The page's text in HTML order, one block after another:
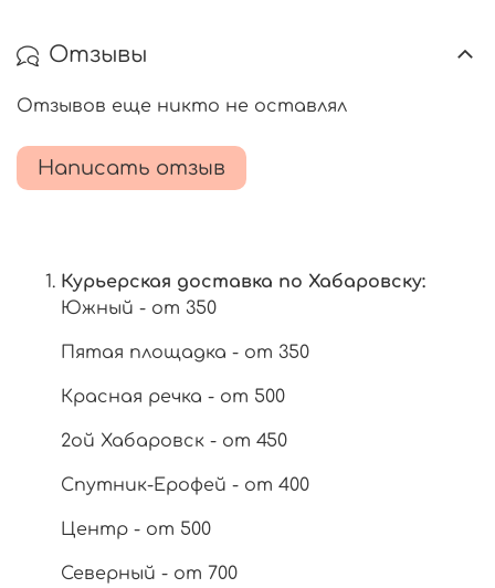
Отзывы
Отзывов еще никто не оставлял
Написать отзыв
Курьерская доставка по Хабаровску:
Южный - от 350
Пятая площадка - от 350
Красная речка - от 500
2ой Хабаровск - от 450
Спутник-Ерофей - от 400
Центр - от 500
Северный - от 700